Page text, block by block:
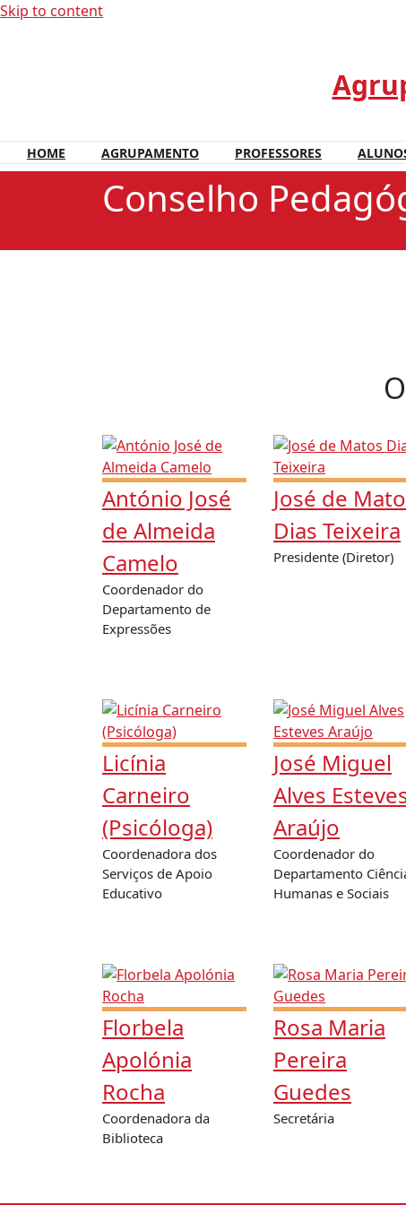
Skip to content
HOME AGRUPAMENTO PROFESSORES
Conselho
António José
de Almeida
Camelo
Coordenador do
Departamento de
Expressões
José de
Dias Teixeira
Presidente (Diretor)
Licínia
Carneiro
(Psicóloga)
Coordenadora dos
Serviços de Apoio
Educativo
José Miguel
Alves
Araújo
Coordenador do
Departamento
Humanas e Sociais
Florbela
Apolónia
Rocha
Coordenadora da
Biblioteca
Rosa Maria
Pereira
Guedes
Secretária